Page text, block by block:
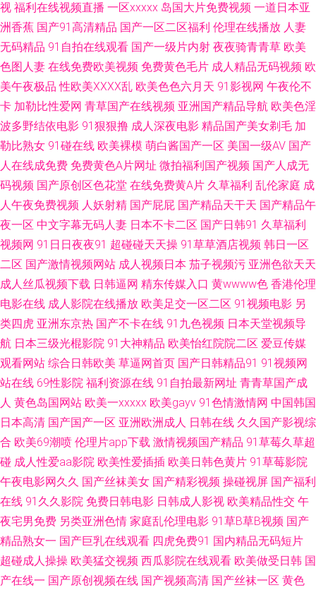
产精品自拍区 内射白丝在线观看 亚洲天堂麻豆麻豆 91视频在线观看免费 东
方四虎免费视频0 欧美亚洲另类专区 性爱1234 91黄香蕉 不卡AV福利 精品国
自产无码视频 色婷婷观看入口 91爱爱视 成人性生活免费视频 久久0区 尤物
日干日干日本干 91少女 东方AV在线一 日本啊在线免费观看 伊人大香焦 97
久草色播 国内视频自拍99re 探花少妇探花 91成人福利导航 国产成人男男影
院 欧美成人日韩 91变态软件 91原创国产精品 国产成人日本在线视频 狼人干
99大香蕉 五月婷婷香 91黑料私人丝袜 内射白丝 91n桃色 成人超碰91 桃花
91 91视频观看网站 国产福利久久 91最新网址大全 探花电影 91资源网址在
线观看 男人色网天堂 亚洲男人天堂网205 91小视频国产 九九热艹 五月婷中
文字幕网 91性爰视频 国产久久青草 日干夜干夜夜撸 91麻豆国产蜜臀 成人视
频无乱码 内射校园大片 影音先锋Av资源点 超碰成人网 欧美性第一页 91com
在线观看 www成人免费 人妻美女系列视频 91大战黑丝美女 操你妹逼片网站
拍91视频 91次元黄色页面 性爱av免费在线 色鬼綜合爽爽 久久少妇毛片 黑丝
美女足交 成人品网站在线观看 91美网站 1024国产毛片 亚洲黄色视频久久
伊人大香蕉小说 五月花性视 久久99热色 探花少妇Av导航在线 97超碰在线
91 九九热精品国产视频 91视频在线网站 日本色情一区二区 91午夜福利丝袜
视 福利在线视频直播 一区xxxxx 岛国大片免费视频 一道日本亚
洲香蕉 国产91高清精品 国产一区二区福利 伦理在线播放 人妻
无码精品 91自拍在线观看 国产一级片内射 夜夜骑青青草 欧美
色图人妻 在线免费欧美视频 免费黄色毛片 成人精品无码视频 欧
美午夜极品 性欧美ⅩⅩⅩⅩ乱 欧美色色六月天 91影视网 午夜伦不
卡 加勒比性爱网 青草国产在线视频 亚洲国产精品导航 欧美色淫
波多野结依电影 91狠狠撸 成人深夜电影 精品国产美女剃毛 加
勒比熟女 91碰在线 欧美裸模 萌白酱国产一区 美国一级AV 国产
人在线成免费 免费黄色A片网址 微拍福利国产视频 国产人成无
码视频 国产原创区色花堂 在线免费黄A片 久草福利 乱伦家庭 成
人午夜免费视频 人妖射精 国产屁屁 国产精品天干天 国产精品午
夜一区 中文字幕无码人妻 日本不卡二区 国产日韩91 久草福利
视频网 91日日夜夜91 超碰碰天天操 91草草酒店视频 韩日一区
二区 国产激情视频网站 成人视频日本 茄子视频污 亚洲色欲天天
成人丝瓜视频下载 日韩逼网 精东传媒入口 黄wwww色 香港伦理
电影在线 成人影院在线播放 欧美足交一区二区 91视频电影 另
类四虎 亚洲东京热 国产不卡在线 91九色视频 日本天堂视频导
航 日本三级光棍影院 91大神精品 欧美怡红院院二区 爱豆传媒
观看网站 综合日韩欧美 草逼网首页 国产日韩精品91 91视频网
站在线 69性影院 福利资源在线 91自拍最新网址 青青草国产成
人 黄色岛国网站 欧美一xxxxx 欧美gayv 91色情激情网 中国韩国
日本高清 国产国产一区 亚洲欧洲成人 日韩在线 久久国产影视综
合 欧美69潮喷 伦理片app下载 激情视频国产精品 91草莓久草超
碰 成人性爱aa影院 欧美性爱插插 欧美日韩色黄片 91草莓影院
午夜电影网久久 国产丝袜美女 国产精彩视频 操碰视屏 国产福利
在线 91久久影院 免费日韩电影 日韩成人影视 欧美精品性交 午
夜宅男免费 另类亚洲色情 家庭乱伦理电影 91草B草B视频 国产
精品熟女一 国产巨乳在线观看 四虎免费91 国内精品无码短片
超碰成人操操 欧美猛交视频 西瓜影院在线观看 欧美做受日韩 国
产在线一 国产原创视频在线 国产视频高清 国产丝袜一区 黄色